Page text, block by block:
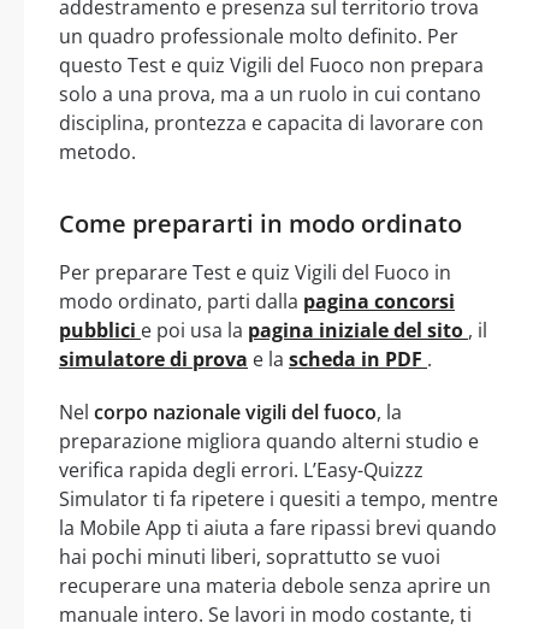
addestramento e presenza sul territorio trova
un quadro professionale molto definito. Per
questo Test e quiz Vigili del Fuoco non prepara
solo a una prova, ma a un ruolo in cui contano
disciplina, prontezza e capacita di lavorare con
metodo.
Come prepararti in modo ordinato
Per preparare Test e quiz Vigili del Fuoco in
modo ordinato, parti dalla pagina concorsi
pubblici e poi usa la pagina iniziale del sito , il
simulatore di prova e la scheda in PDF .
Nel corpo nazionale vigili del fuoco, la
preparazione migliora quando alterni studio e
verifica rapida degli errori. L’Easy-Quizzz
Simulator ti fa ripetere i quesiti a tempo, mentre
la Mobile App ti aiuta a fare ripassi brevi quando
hai pochi minuti liberi, soprattutto se vuoi
recuperare una materia debole senza aprire un
manuale intero. Se lavori in modo costante, ti